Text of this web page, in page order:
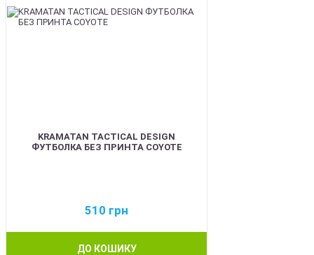
KRAMATAN TACTICAL DESIGN
ФУТБОЛКА БЕЗ ПРИНТА COYOTE
510 грн
ДО КОШИКУ